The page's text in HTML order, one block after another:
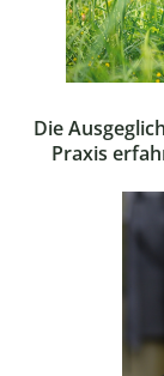
Die
Praxis